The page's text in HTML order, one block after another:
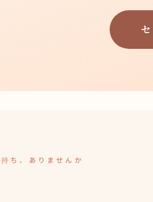
ち、ありませんか